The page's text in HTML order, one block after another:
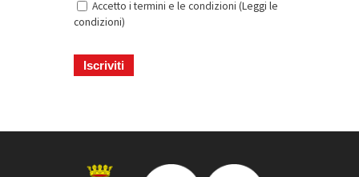
Accetto i termini e le condizioni (Leggi le
condizioni)